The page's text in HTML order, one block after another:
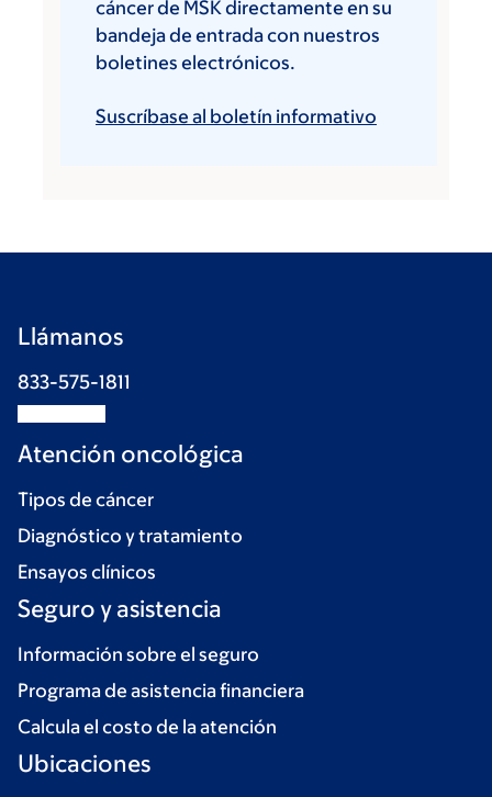
cáncer de MSK directamente en su
bandeja de entrada con nuestros
boletines electrónicos.
Suscríbase al boletín informativo
Llámanos
833-575-1811
Atención oncológica
Tipos de cáncer
Diagnóstico y tratamiento
Ensayos clínicos
Seguro y asistencia
Información sobre el seguro
Programa de asistencia financiera
Calcula el costo de la atención
Ubicaciones